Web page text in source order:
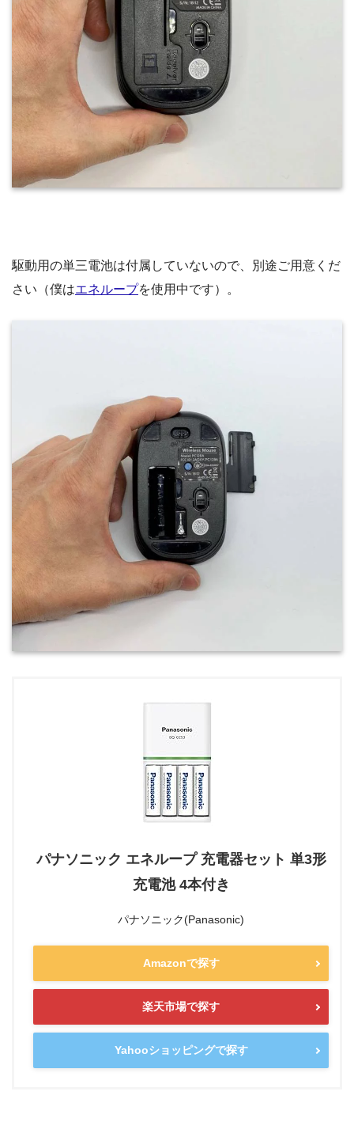
駆動用の単三電池は付属していないので、別途ご用意くだ
さい（僕はエネループを使用中です）。
パナソニック エネループ 充電器セット 単3形
充電池 4本付き
パナソニック(Panasonic)
Amazonで探す
楽天市場で探す
Yahooショッピングで探す